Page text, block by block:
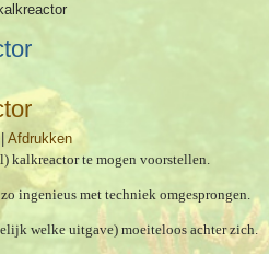
|Afdrukken
kalkreactor te mogen voorstellen.
ingenieus met techniek omgesprongen.
welke uitgave) moeiteloos achter zich.